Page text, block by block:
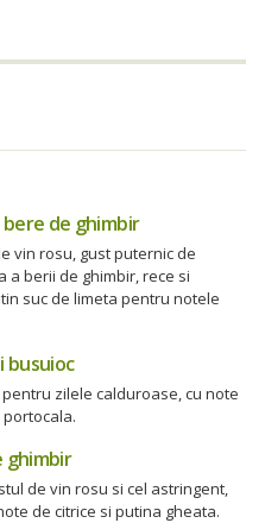
bere de ghimbir
vin rosu, gust puternic de
berii de ghimbir, rece si
suc de limeta pentru notele
busuioc
zilele calduroase, cu note
ghimbir
de vin rosu si cel astringent,
de citrice si putina gheata.